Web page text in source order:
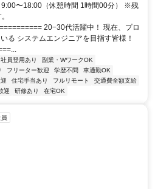
9:00〜18:00（休憩時間 1時間00分） ※残
20−30代活躍中！ 現在、プロ
る システムエンジニアを目指す皆様！
社員登用あり
副業・WワークOK
フリーター歓迎 学歴不問
車通勤OK
住宅手当あり フルリモート
交通費全額支給
迎 研修あり 在宅OK